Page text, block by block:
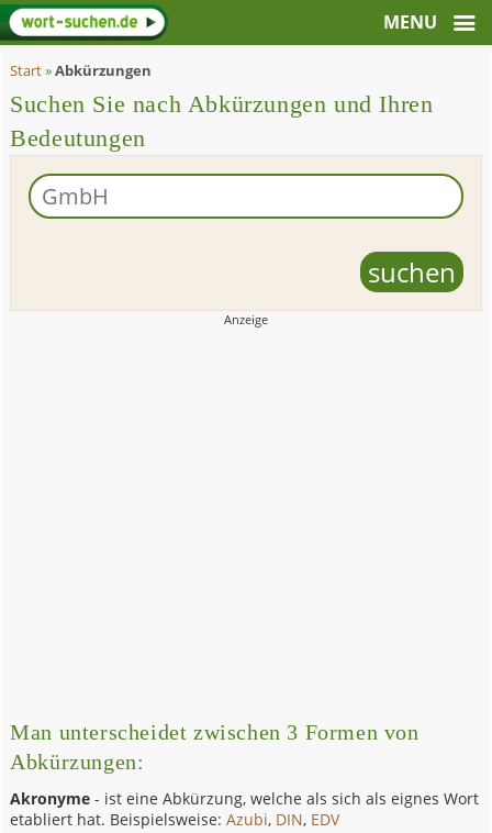
Start»Abkürzungen
Suchen Sie nach Abkürzungen und Ihren
Bedeutungen
Man unterscheidet zwischen 3 Formen von
Abkürzungen:
Akronyme - ist eine Abkürzung, welche als sich als eignes Wort
etabliert hat. Beispielsweise:Azubi, DIN, EDV